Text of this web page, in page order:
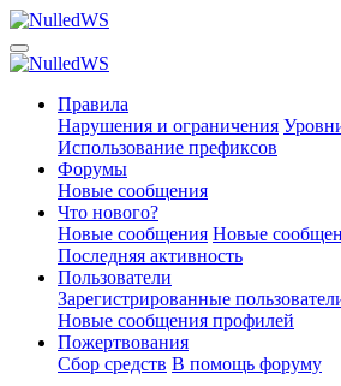
Правила
Нарушения и ограничения
Использование префиксов
Форумы
Новые сообщения
Что нового?
Новые сообщения Новые
Последняя активность
Пользователи
Зарегистрированные
Новые сообщения профилей
Пожертвования
Сбор средств В помощь форуму